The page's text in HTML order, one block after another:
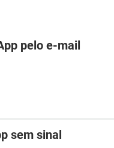
pelo e-mail
sem sinal